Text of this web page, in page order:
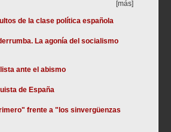
[más]
de la clase política española
La agonía del socialismo
ante el abismo
de España
frente a "los sinvergüenzas